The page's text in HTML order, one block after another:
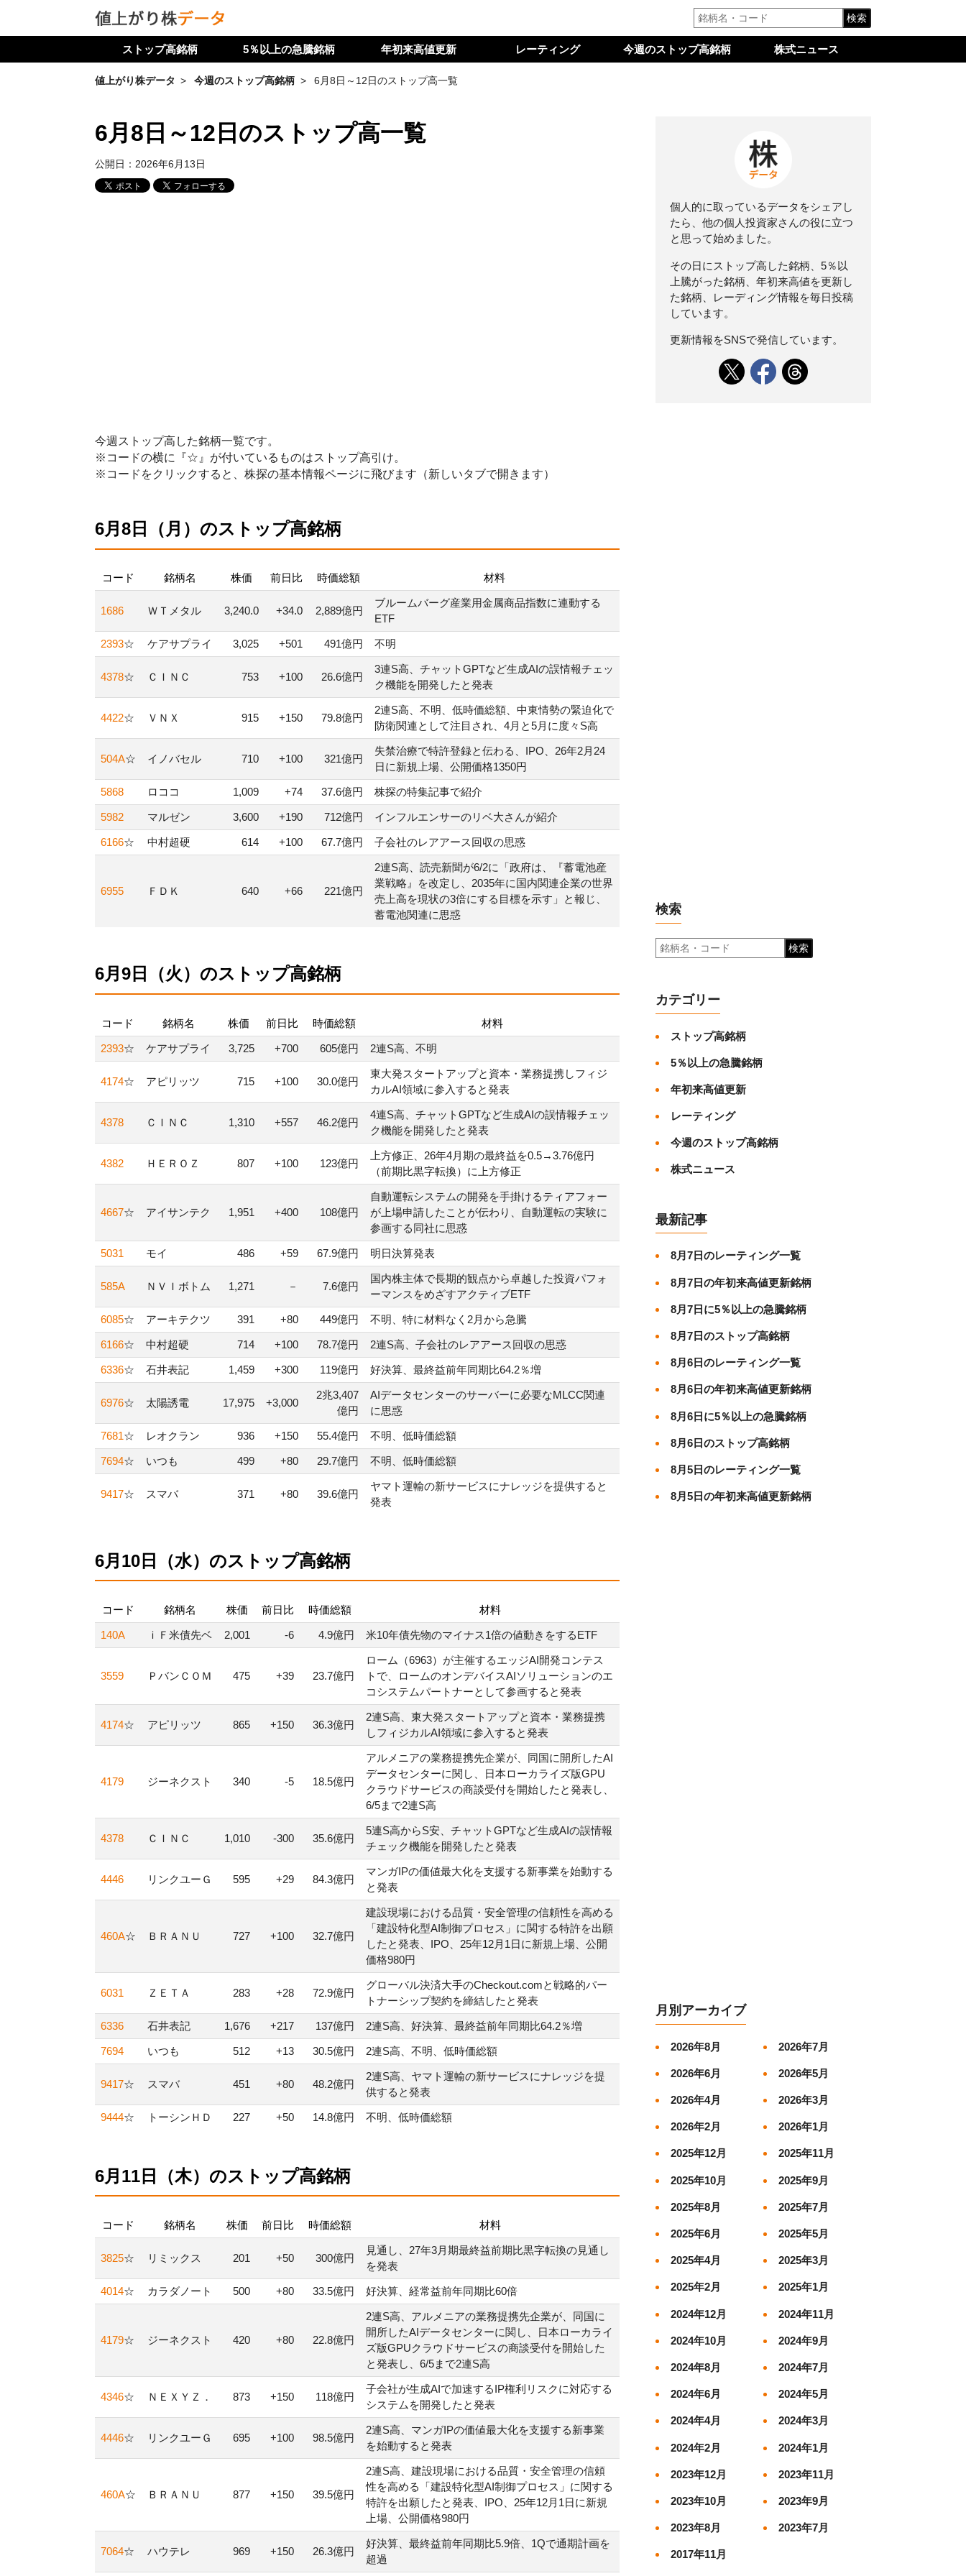
検索
ストップ高銘柄 5％以上の急騰銘柄 年初来高値更新 レーティング 今週のストップ高銘柄 株式ニュース
値上がり株データ 今週のストップ高銘柄 6月8日～12日のストップ高一覧
6月8日～12日のストップ高一覧
公開日： 2026年6月13日
今週ストップ高した銘柄一覧です。
※コードの横に『☆』が付いているものはストップ高引け。
※コードをクリックすると、株探の基本情報ページに飛びます（新しいタブで開きます）
6月8日（月）のストップ高銘柄
コード 銘柄名 株価 前日比 時価総額 材料
1686 ＷＴメタル 3,240.0 +34.0 2,889億円
ブルームバーグ産業用金属商品指数に連動する
ETF
2393☆ ケアサプライ 3,025 +501 491億円 不明
4378☆ ＣＩＮＣ 753 +100 26.6億円
3連S高、チャットGPTなど生成AIの誤情報チェッ
ク機能を開発したと発表
4422☆ ＶＮＸ 915 +150 79.8億円
2連S高、不明、低時価総額、中東情勢の緊迫化で
防衛関連として注目され、4月と5月に度々S高
504A☆ イノバセル 710 +100 321億円
失禁治療で特許登録と伝わる、IPO、26年2月24
日に新規上場、公開価格1350円
5868 ロココ 1,009 +74 37.6億円 株探の特集記事で紹介
5982 マルゼン 3,600 +190 712億円 インフルエンサーのリベ大さんが紹介
6166☆ 中村超硬 614 +100 67.7億円 子会社のレアアース回収の思惑
6955 ＦＤＫ 640 +66 221億円
2連S高、読売新聞が6/2に「政府は、『蓄電池産
業戦略』を改定し、2035年に国内関連企業の世界
売上高を現状の3倍にする目標を示す」と報じ、
蓄電池関連に思惑
6月9日（火）のストップ高銘柄
コード 銘柄名 株価 前日比 時価総額 材料
2393☆ ケアサプライ 3,725 +700 605億円 2連S高、不明
4174☆ アピリッツ 715 +100 30.0億円
東大発スタートアップと資本・業務提携しフィジ
カルAI領域に参入すると発表
4378 ＣＩＮＣ 1,310 +557 46.2億円
4連S高、チャットGPTなど生成AIの誤情報チェッ
ク機能を開発したと発表
4382 ＨＥＲＯＺ 807 +100 123億円
上方修正、26年4月期の最終益を0.5→3.76億円
（前期比黒字転換）に上方修正
4667☆ アイサンテク 1,951 +400 108億円
自動運転システムの開発を手掛けるティアフォー
が上場申請したことが伝わり、自動運転の実験に
参画する同社に思惑
5031 モイ 486 +59 67.9億円 明日決算発表
585A ＮＶＩボトム 1,271 － 7.6億円
国内株主体で長期的観点から卓越した投資パフォ
ーマンスをめざすアクティブETF
6085☆ アーキテクツ 391 +80 449億円 不明、特に材料なく2月から急騰
6166☆ 中村超硬 714 +100 78.7億円 2連S高、子会社のレアアース回収の思惑
6336☆ 石井表記 1,459 +300 119億円 好決算、最終益前年同期比64.2％増
6976☆ 太陽誘電 17,975 +3,000
2兆3,407
億円
AIデータセンターのサーバーに必要なMLCC関連
に思惑
7681☆ レオクラン 936 +150 55.4億円 不明、低時価総額
7694☆ いつも 499 +80 29.7億円 不明、低時価総額
9417☆ スマバ 371 +80 39.6億円
ヤマト運輸の新サービスにナレッジを提供すると
発表
6月10日（水）のストップ高銘柄
コード 銘柄名 株価 前日比 時価総額 材料
140A ｉＦ米債先ベ 2,001 -6 4.9億円 米10年債先物のマイナス1倍の値動きをするETF
3559 ＰバンＣＯＭ 475 +39 23.7億円
ローム（6963）が主催するエッジAI開発コンテス
トで、ロームのオンデバイスAIソリューションのエ
コシステムパートナーとして参画すると発表
4174☆ アピリッツ 865 +150 36.3億円
2連S高、東大発スタートアップと資本・業務提携
しフィジカルAI領域に参入すると発表
4179 ジーネクスト 340 -5 18.5億円
アルメニアの業務提携先企業が、同国に開所したAI
データセンターに関し、日本ローカライズ版GPU
クラウドサービスの商談受付を開始したと発表し、
6/5まで2連S高
4378 ＣＩＮＣ 1,010 -300 35.6億円
5連S高からS安、チャットGPTなど生成AIの誤情報
チェック機能を開発したと発表
4446 リンクユーＧ 595 +29 84.3億円
マンガIPの価値最大化を支援する新事業を始動する
と発表
460A☆ ＢＲＡＮＵ 727 +100 32.7億円
建設現場における品質・安全管理の信頼性を高める
「建設特化型AI制御プロセス」に関する特許を出願
したと発表、IPO、25年12月1日に新規上場、公開
価格980円
6031 ＺＥＴＡ 283 +28 72.9億円
グローバル決済大手のCheckout.comと戦略的パー
トナーシップ契約を締結したと発表
6336 石井表記 1,676 +217 137億円 2連S高、好決算、最終益前年同期比64.2％増
7694 いつも 512 +13 30.5億円 2連S高、不明、低時価総額
9417☆ スマバ 451 +80 48.2億円
2連S高、ヤマト運輸の新サービスにナレッジを提
供すると発表
9444☆ トーシンＨＤ 227 +50 14.8億円 不明、低時価総額
6月11日（木）のストップ高銘柄
コード 銘柄名 株価 前日比 時価総額 材料
3825☆ リミックス 201 +50 300億円
見通し、27年3月期最終益前期比黒字転換の見通し
を発表
4014☆ カラダノート 500 +80 33.5億円 好決算、経常益前年同期比60倍
4179☆ ジーネクスト 420 +80 22.8億円
2連S高、アルメニアの業務提携先企業が、同国に
開所したAIデータセンターに関し、日本ローカライ
ズ版GPUクラウドサービスの商談受付を開始した
と発表し、6/5まで2連S高
4346☆ ＮＥＸＹＺ． 873 +150 118億円
子会社が生成AIで加速するIP権利リスクに対応する
システムを開発したと発表
4446☆ リンクユーＧ 695 +100 98.5億円
2連S高、マンガIPの価値最大化を支援する新事業
を始動すると発表
460A☆ ＢＲＡＮＵ 877 +150 39.5億円
2連S高、建設現場における品質・安全管理の信頼
性を高める「建設特化型AI制御プロセス」に関する
特許を出願したと発表、IPO、25年12月1日に新規
上場、公開価格980円
7064☆ ハウテレ 969 +150 26.3億円
好決算、最終益前年同期比5.9倍、1Qで通期計画を
超過
個人的に取っているデータをシェアし
たら、他の個人投資家さんの役に立つ
と思って始めました。
その日にストップ高した銘柄、5％以
上騰がった銘柄、年初来高値を更新し
た銘柄、レーディング情報を毎日投稿
しています。
更新情報をSNSで発信しています。
検索
検索
カテゴリー
ストップ高銘柄
5％以上の急騰銘柄
年初来高値更新
レーティング
今週のストップ高銘柄
株式ニュース
最新記事
8月7日のレーティング一覧
8月7日の年初来高値更新銘柄
8月7日に5％以上の急騰銘柄
8月7日のストップ高銘柄
8月6日のレーティング一覧
8月6日の年初来高値更新銘柄
8月6日に5％以上の急騰銘柄
8月6日のストップ高銘柄
8月5日のレーティング一覧
8月5日の年初来高値更新銘柄
月別アーカイブ
2026年8月 2026年7月
2026年6月 2026年5月
2026年4月 2026年3月
2026年2月 2026年1月
2025年12月 2025年11月
2025年10月 2025年9月
2025年8月 2025年7月
2025年6月 2025年5月
2025年4月 2025年3月
2025年2月 2025年1月
2024年12月 2024年11月
2024年10月 2024年9月
2024年8月 2024年7月
2024年6月 2024年5月
2024年4月 2024年3月
2024年2月 2024年1月
2023年12月 2023年11月
2023年10月 2023年9月
2023年8月 2023年7月
2017年11月